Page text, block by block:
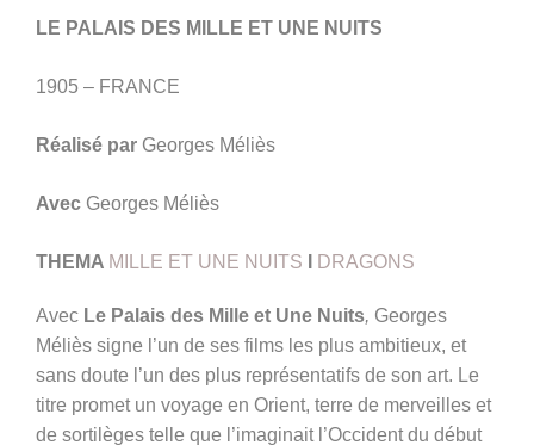
LE PALAIS DES MILLE ET UNE NUITS
1905 – FRANCE
Réalisé par Georges Méliès
Avec Georges Méliès
THEMA MILLE ET UNE NUITS DRAGONS
Avec Le Palais des Mille et Une Nuits, Georges
Méliès signe l’un de ses films les plus ambitieux, et
sans doute l’un des plus représentatifs de son art. Le
titre promet un voyage en Orient, terre de merveilles et
de sortilèges telle que l’imaginait l’Occident du début